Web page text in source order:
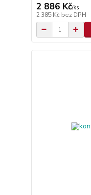
2 886 Kč/ks
2 385 Kč bez DPH